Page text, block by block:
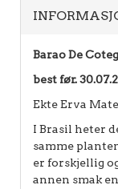
Barao De
best før.
Ekte Erva
I Brasil heter
samme
er forskjellig
annen smak